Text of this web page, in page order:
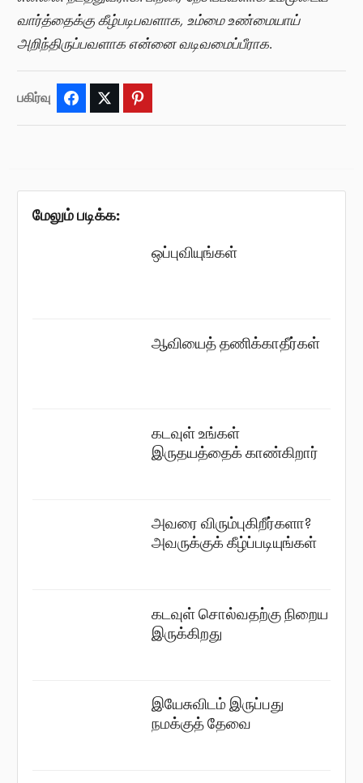
வார்த்தைக்கு கீழ்படிபவளாக, உம்மை உண்மையாய்
அறிந்திருப்பவளாக என்னை வடிவமைப்பீராக.
பகிர்வு Facebook Twitter
மேலும் படிக்க:
ஒப்புவியுங்கள்
ஆவியைத் தணிக்காதீர்கள்
கடவுள் உங்கள்
இருதயத்தைக் காண்கிறார்
அவரை விரும்புகிறீர்களா?
அவருக்குக் கீழ்ப்படியுங்கள்
கடவுள் சொல்வதற்கு நிறைய
இருக்கிறது
இயேசுவிடம் இருப்பது
நமக்குத் தேவை